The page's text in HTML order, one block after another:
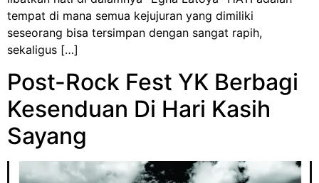
tempat di mana semua kejujuran yang dimiliki
seseorang bisa tersimpan dengan sangat rapih,
sekaligus […]
Post-Rock Fest YK Berbagi
Kesenduan Di Hari Kasih
Sayang